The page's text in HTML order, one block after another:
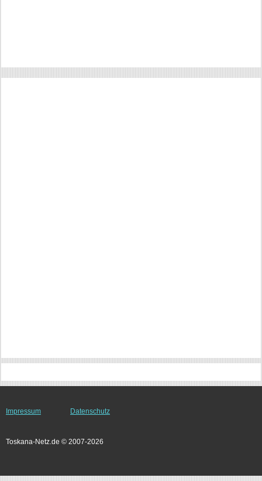
Impressum Datenschutz
Toskana-Netz.de © 2007-2026